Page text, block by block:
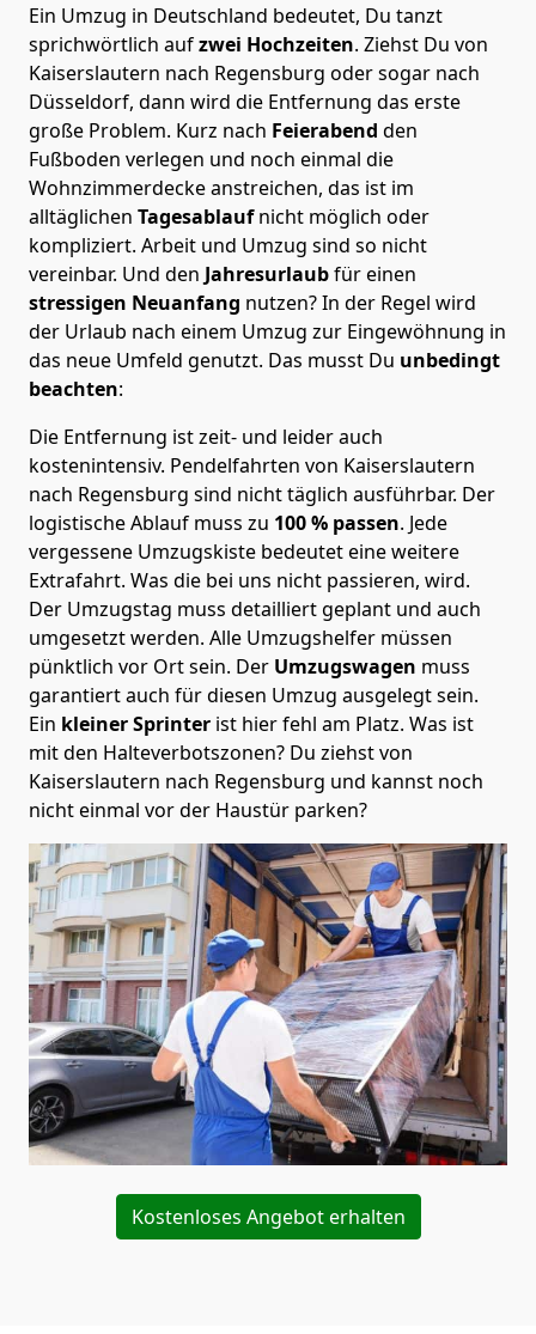
Ein Umzug in Deutschland bedeutet, Du tanzt
sprichwörtlich aufzwei Hochzeiten. Ziehst Du von
Kaiserslautern nach Regensburg oder sogar nach
Düsseldorf, dann wird die Entfernung das erste
große Problem. Kurz nach Feierabend den
Fußboden verlegen und noch einmal die
Wohnzimmerdecke anstreichen, das ist im
alltäglichen Tagesablaufnicht möglich oder
kompliziert. Arbeit und Umzug sind so nicht
vereinbar. Und den Jahresurlaubfür einen
stressigen Neuanfang nutzen? In der Regel wird
der Urlaub nach einem Umzug zur Eingewöhnung in
das neue Umfeld genutzt. Das musst Du unbedingt
beachten:
Die Entfernung ist zeit- und leider auch
kostenintensiv. Pendelfahrten von Kaiserslautern
nach Regensburg sind nicht täglich ausführbar. Der
logistische Ablauf muss zu 100 % passen. Jede
vergessene Umzugskiste bedeutet eine weitere
Extrafahrt. Was die bei uns nicht passieren, wird.
Der Umzugstag muss detailliert geplant und auch
umgesetzt werden. Alle Umzugshelfer müssen
pünktlich vor Ort sein. Der Umzugswagen muss
garantiert auch für diesen Umzug ausgelegt sein.
Ein kleiner Sprinter ist hier fehl am Platz. Was ist
mit den Halteverbotszonen? Du ziehst von
Kaiserslautern nach Regensburg und kannst noch
nicht einmal vor der Haustür parken?
Kostenloses Angebot erhalten